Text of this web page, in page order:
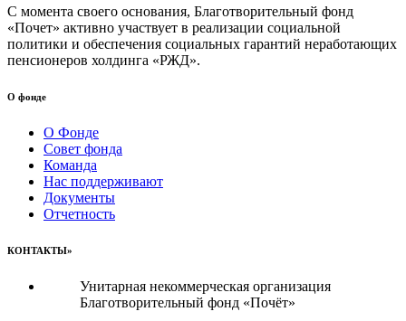
С момента своего основания, Благотворительный фонд
«Почет» активно участвует в реализации социальной
политики и обеспечения социальных гарантий неработающих
пенсионеров холдинга «РЖД».
О фонде
О Фонде
Совет фонда
Команда
Нас поддерживают
Документы
Отчетность
КОНТАКТЫ»
Унитарная некоммерческая организация
Благотворительный фонд «Почёт»